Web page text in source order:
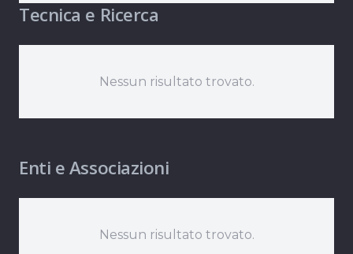
Tecnica e Ricerca
Nessun risultato trovato.
Enti e Associazioni
Nessun risultato trovato.